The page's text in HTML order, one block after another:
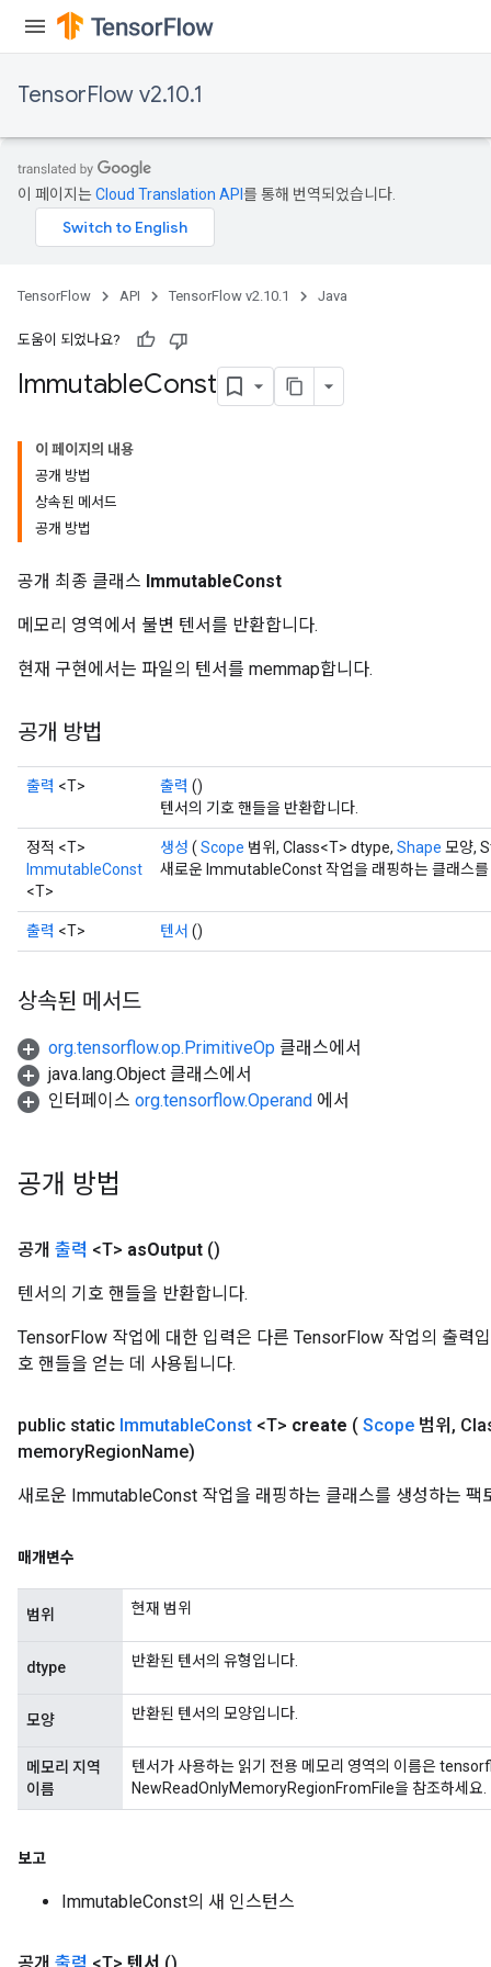
TensorFlow v2.10.1
이 페이지는Cloud Translation API 를 통해 번역되었습니다.
TensorFlow API TensorFlow v2.10.1 Java
도움이 되었나요?
ImmutableConst
이 페이지의 내용
공개 방법
상속된 메서드
공개 방법
공개 최종 클래스 ImmutableConst
메모리 영역에서 불변 텐서를 반환합니다.
현재 구현에서는 파일의 텐서를 memmap합니다.
공개 방법
출력 <T> 출력 ()
텐서의 기호 핸들을 반환합니다.
정적 <T>
ImmutableConst
<T>
생성 ( Scope 범위, Class<T> dtype, Shape 모양,
새로운 ImmutableConst 작업을 래핑하는 클래스를
출력 <T> 텐서 ()
상속된 메서드
org.tensorflow.op.PrimitiveOp 클래스에서
java.lang.Object 클래스에서
인터페이스 org.tensorflow.Operand 에서
공개 방법
공개 출력 <T> asOutput ()
텐서의 기호 핸들을 반환합니다.
TensorFlow 작업에 대한 입력은 다른 TensorFlow 작업의 출력
호 핸들을 얻는 데 사용됩니다.
public static ImmutableConst <T> create ( Scope 범위 ,
memoryRegionName)
새로운 ImmutableConst 작업을 래핑하는 클래스를 생성하는 팩
매개변수
범위 현재 범위
dtype 반환된 텐서의 유형입니다.
모양 반환된 텐서의 모양입니다.
메모리 지역
이름
텐서가 사용하는 읽기 전용 메모리 영역의 이름은
NewReadOnlyMemoryRegionFromFile을 참조하세요.
보고
ImmutableConst의 새 인스턴스